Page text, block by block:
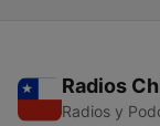
Radios
Radios y